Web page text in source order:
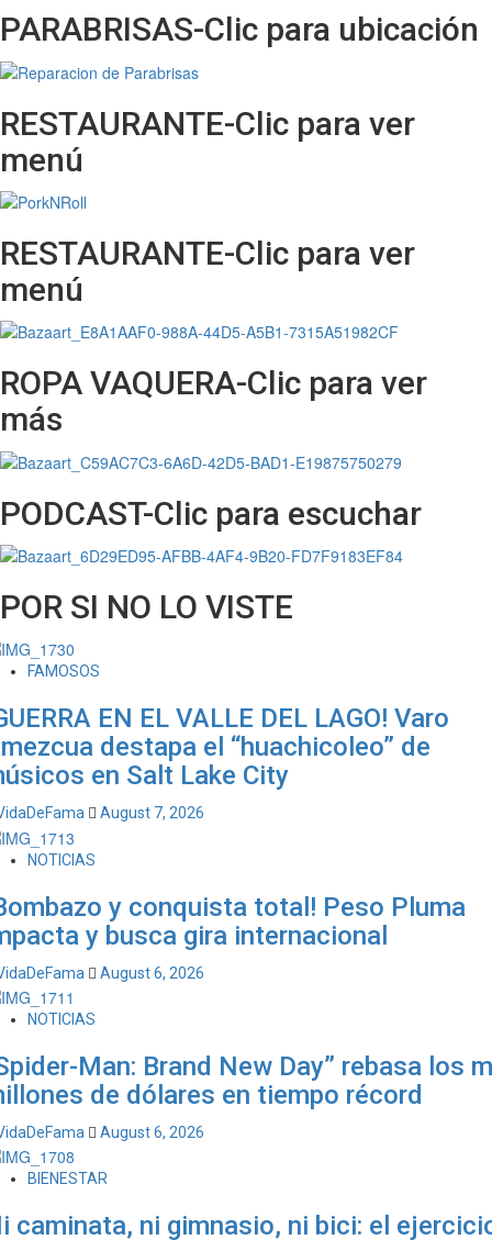
PARABRISAS-Clic para ubicación
RESTAURANTE-Clic para ver
menú
RESTAURANTE-Clic para ver
menú
ROPA VAQUERA-Clic para ver
más
PODCAST-Clic para escuchar
POR SI NO LO VISTE
FAMOSOS
EN EL VALLE DEL LAGO! Varo
destapa el “huachicoleo” de
en Salt Lake City
August 7, 2026
NOTICIAS
y conquista total! Peso Pluma
y busca gira internacional
August 6, 2026
NOTICIAS
Man: Brand New Day” rebasa los
de dólares en tiempo récord
August 6, 2026
BIENESTAR
caminata, ni gimnasio, ni bici: el